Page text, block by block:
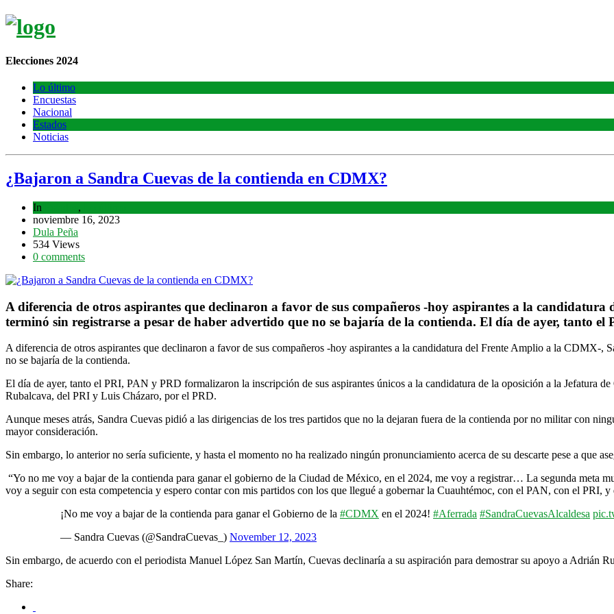
Elecciones 2024
Lo último
Encuestas
Nacional
Estados
Noticias
¿Bajaron a Sandra Cuevas de la contienda en CDMX?
In ,
noviembre 16, 2023
Dula Peña
534 Views
0 comments
A diferencia de otros aspirantes que declinaron a favor de sus compañeros -hoy aspirantes a la
terminó sin registrarse a pesar de haber advertido que no se bajaría de la contienda. El día de ayer, tanto
A diferencia de otros aspirantes que declinaron a favor de sus compañeros -hoy aspirantes a la candidatura del Frente Amplio a la CDMX-,
no se bajaría de la contienda.
El día de ayer, tanto el PRI, PAN y PRD formalizaron la inscripción de sus aspirantes únicos a la candidatura de la oposición a la Jefatura
Rubalcava, del PRI y Luis Cházaro, por el PRD.
Aunque meses atrás, Sandra Cuevas pidió a las dirigencias de los tres partidos que no la dejaran fuera de la contienda por no militar con
mayor consideración.
Sin embargo, lo anterior no sería suficiente, y hasta el momento no ha realizado ningún pronunciamiento acerca de su descarte pese a que
“Yo no me voy a bajar de la contienda para ganar el gobierno de la Ciudad de México, en el 2024, me voy a registrar… La segunda meta
voy a seguir con esta competencia y espero contar con mis partidos con los que llegué a gobernar la Cuauhtémoc, con el PAN, con el PRI,
¡No me voy a bajar de la contienda para ganar el Gobierno de la #CDMX en el 2024! #Aferrada #SandraCuevasAlcaldesa
— Sandra Cuevas (@SandraCuevas_) November 12, 2023
Sin embargo, de acuerdo con el periodista Manuel López San Martín, Cuevas declinaría a su aspiración para demostrar su apoyo a Adrián
Share: